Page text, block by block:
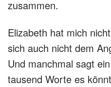
zusammen.
Elizabeth hat mich
sich auch nicht dem
Und manchmal sagt
tausend Worte es